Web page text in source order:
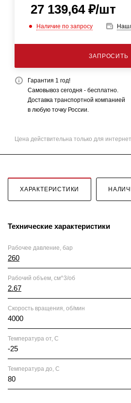
27 139,64₽/шт
Наличие по запросу
ЗАПРОСИТЬ
Гарантия 1 год!
Самовывоз сегодня - бесплатно.
Доставка транспортной компанией
в любую точку России.
Цена действительна только для
ХАРАКТЕРИСТИКИ
Технические характеристики
Рабочее давление, бар
260
Рабочий объем, см^3/об
2.67
Скорость вращения, об/мин
4000
Температура от, С
-25
Температура до, С
80